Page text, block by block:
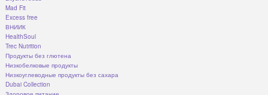
Mad Fit
Excess free
ВНИИК
HealthSoul
Trec Nutrition
Продукты без глютена
Низкобелковые продукты
Низкоуглеводные продукты без сахара
Dubai Collection